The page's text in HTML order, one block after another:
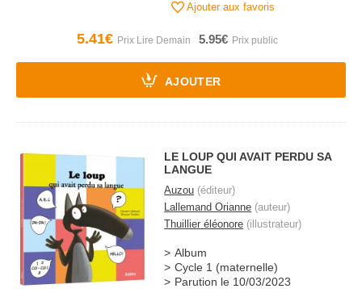
Ajouter aux favoris
5.41€ 5.95€
AJOUTER
LE LOUP QUI AVAIT PERDU SA
LANGUE
Auzou (éditeur)
Lallemand Orianne (auteur)
Thuillier éléonore (illustrateur)
Album
Cycle 1 (maternelle)
Parution le 10/03/2023